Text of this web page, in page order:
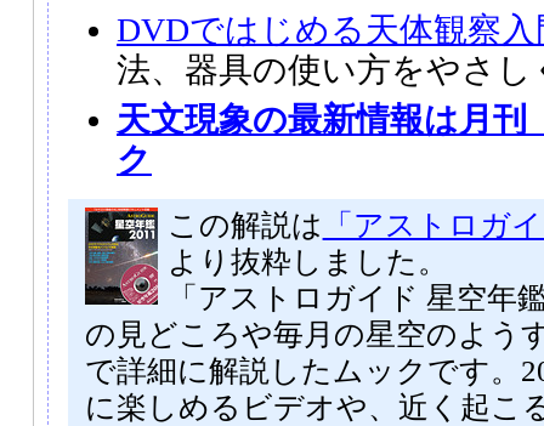
DVDではじめる天体観察入
法、器具の使い方をやさし
天文現象の最新情報は月
ク
この解説は 「アストロガ
より抜粋しました。
「アストロガイド 星空年
の見どころや毎月の星空のよう
で詳細に解説したムックです。
に楽しめるビデオや、近く起こ